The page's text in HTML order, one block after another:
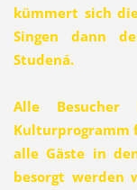
kümmert sich
Singen dann
Studená.
Alle
Kulturprogramm
alle Gäste in
besorgt werden